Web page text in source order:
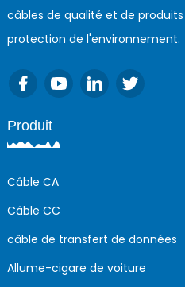
câbles de qualité et de
protection de l'environnement.
Produit
Câble CA
Câble CC
câble de transfert de données
Allume-cigare de voiture